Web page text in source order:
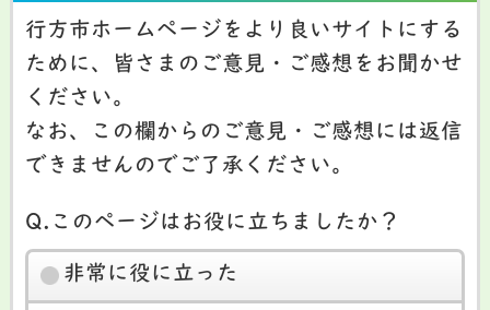
行方市ホームページをより良いサイトにする
ために、皆さまのご意見・ご感想をお聞かせ
ください。
なお、この欄からのご意見・ご感想には返信
できませんのでご了承ください。
Q.このページはお役に立ちましたか？
非常に役に立った